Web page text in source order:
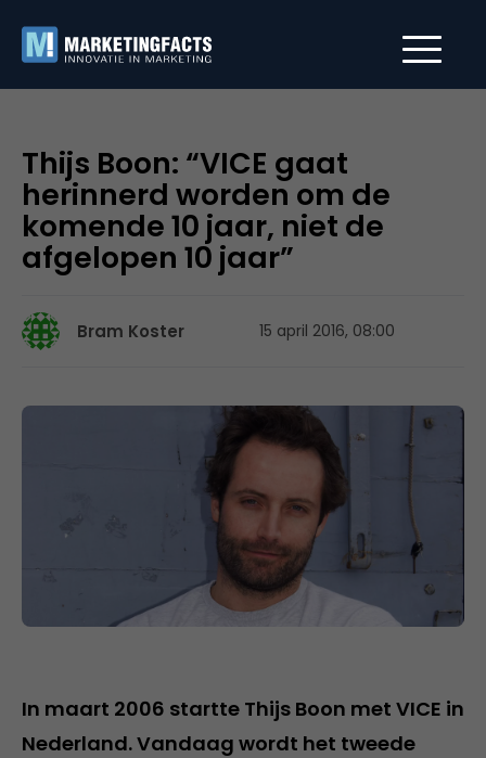
Thijs Boon: “VICE gaat
herinnerd worden om de
komende 10 jaar, niet de
afgelopen 10 jaar”
Bram Koster 15 april 2016, 08:00
In maart 2006 startte Thijs Boon met VICE in
Nederland. Vandaag wordt het tweede